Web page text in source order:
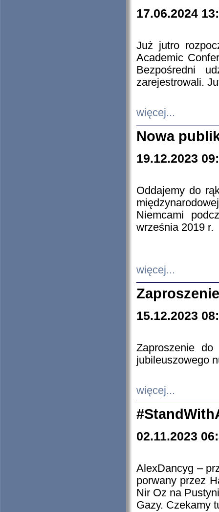
17.06.2024
Już jutro
Academic
Bezpośredni
zarejestrowali.
więcej...
Nowa
19.12.2023
Oddajemy do
Niemcami
września 2019 r.
więcej...
15.12.2023
Zaproszenie do
jubileuszowego
więcej...
02.11.2023
AlexDancyg –
porwany przez
Nir Oz na
Gazy. Czekamy